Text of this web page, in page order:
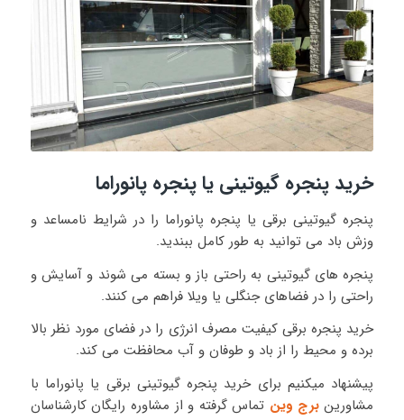
خرید پنجره گیوتینی یا پنجره پانوراما
پنجره گیوتینی برقی یا پنجره پانوراما را در شرایط نامساعد و
وزش باد می توانید به طور کامل ببندید.
پنجره های گیوتینی به راحتی باز و بسته می شوند و آسایش و
راحتی را در فضاهای جنگلی یا ویلا فراهم می کنند.
خرید پنجره برقی کیفیت مصرف انرژی را در فضای مورد نظر بالا
برده و محیط را از باد و طوفان و آب محافظت می کند.
پیشنهاد میکنیم برای خرید پنجره گیوتینی برقی یا پانوراما با
مشاورینبرج وین تماس گرفته و از مشاوره رایگان کارشناسان